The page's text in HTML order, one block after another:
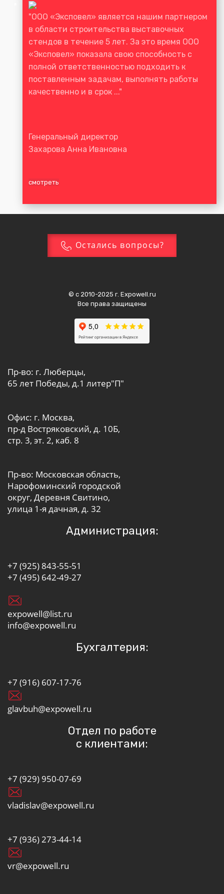
"ООО «Эксповел» является нашим партнером
в области строительства выставочных
стендов в течение 5 лет. За это время ООО
«Эксповел» показала свою способность с
полной ответственностью подходить к
поставленным задачам, выполнять работы
качественно и в срок ..."
Генеральный директор
Захарова Анна Ивановна
смотреть
Остались вопросы?
© с 2010-2025 г. Expowell.ru
Все права защищены
Пр-во: г. Люберцы,
65 лет Победы, д.1 литер"П"
Офис: г. Москва,
пр-д Востряковский, д. 10Б,
стр. 3, эт. 2, каб. 8
Пр-во: Московская область,
Нарофоминский городской
округ, Деревня Свитино,
улица 1-я дачная, д. 32
Администрация:
+7 (925) 843-55-51
+7 (495) 642-49-27
expowell@list.ru
info@expowell.ru
Бухгалтерия:
+7 (916) 607-17-76
glavbuh@expowell.ru
Отдел по работе
с клиентами:
+7 (929) 950-07-69
vladislav@expowell.ru
+7 (936) 273-44-14
vr@expowell.ru